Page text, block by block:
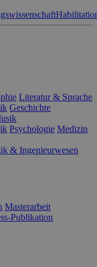
Literatur & Sprache
Geschichte
Psychologie Medizin
& Ingenieurwesen
Masterarbeit
Publikation